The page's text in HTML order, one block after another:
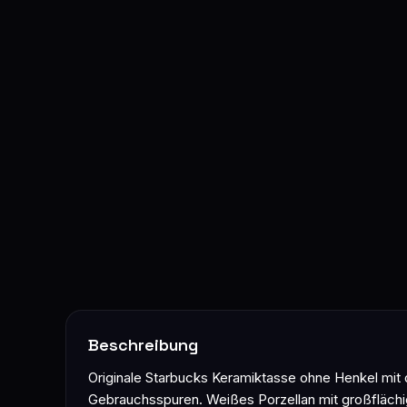
Beschreibung
Originale Starbucks Keramiktasse ohne Henkel
Gebrauchsspuren. Weißes Porzellan mit